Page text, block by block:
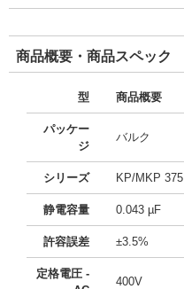
商品概要・商品スペック
型 商品概要
パッケー
ジ
バルク
シリーズ KP/MKP 375
静電容量 0.043 µF
許容誤差 ±3.5%
定格電圧 -
400V